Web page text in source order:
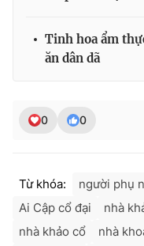
Cơ quan báo chí:Thời
Giấy phép hoạt động
Phó Tổng Biên tập:
Tinh hoa ẩm
ăn dân dã
0 0
Từ khóa: người phụ
Ai Cập cổ đại
nhà
nhà khảo cổ
nhà